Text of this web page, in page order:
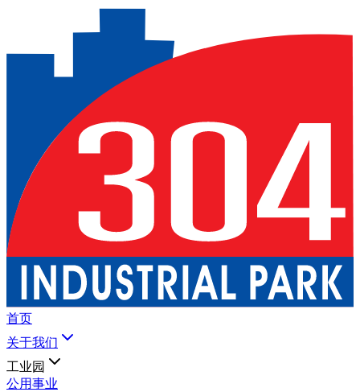
首页
关于我们
工业园
公用事业